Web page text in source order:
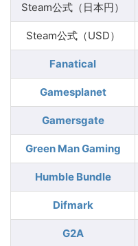
Steam公式（日本円）
Steam公式（USD）
Fanatical
Gamesplanet
Gamersgate
Green Man Gaming
Humble Bundle
Difmark
G2A